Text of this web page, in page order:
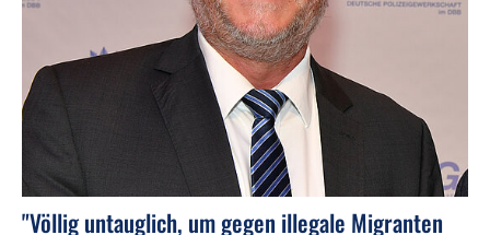
"Völlig untauglich, um gegen illegale Migranten